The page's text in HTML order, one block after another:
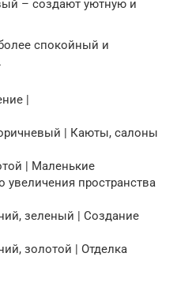
– создают уютную и
спокойный и
|
| Каюты, салоны
| Маленькие
увеличения пространства
зеленый | Создание
золотой | Отделка